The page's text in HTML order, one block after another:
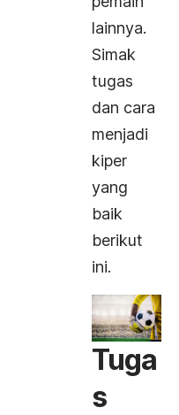
lainnya.
Simak
tugas
dan cara
menjadi
kiper
yang
baik
berikut
ini.
Tuga
s